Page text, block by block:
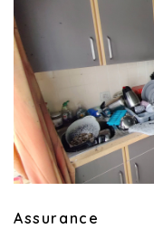
Assurance